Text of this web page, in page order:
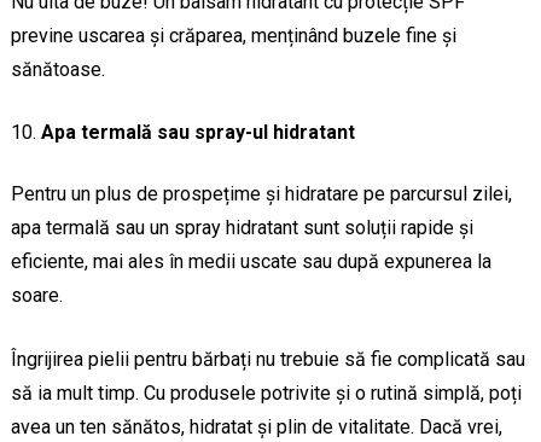
previne uscarea și crăparea, menținând buzele fine și
sănătoase.
Apa termală sau spray-ul hidratant
Pentru un plus de prospețime și hidratare pe parcursul zilei,
apa termală sau un spray hidratant sunt soluții rapide și
eficiente, mai ales în medii uscate sau după expunerea la
soare.
Îngrijirea pielii pentru bărbați nu trebuie să fie complicată sau
să ia mult timp. Cu produsele potrivite și o rutină simplă, poți
avea un ten sănătos, hidratat și plin de vitalitate. Dacă vrei,